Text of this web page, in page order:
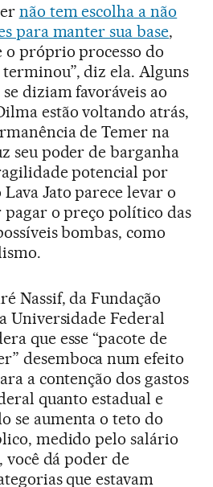
não tem escolha a não
para manter sua base,
o próprio processo do
diz ela. Alguns
diziam favoráveis ao
estão voltando atrás,
de Temer na
seu poder de barganha
potencial por
Lava Jato parece levar o
o preço político das
bombas, como
Nassif, da Fundação
Universidade Federal
que esse “pacote de
desemboca num efeito
a contenção dos gastos
quanto estadual e
se aumenta o teto do
medido pelo salário
você dá poder de
que estavam